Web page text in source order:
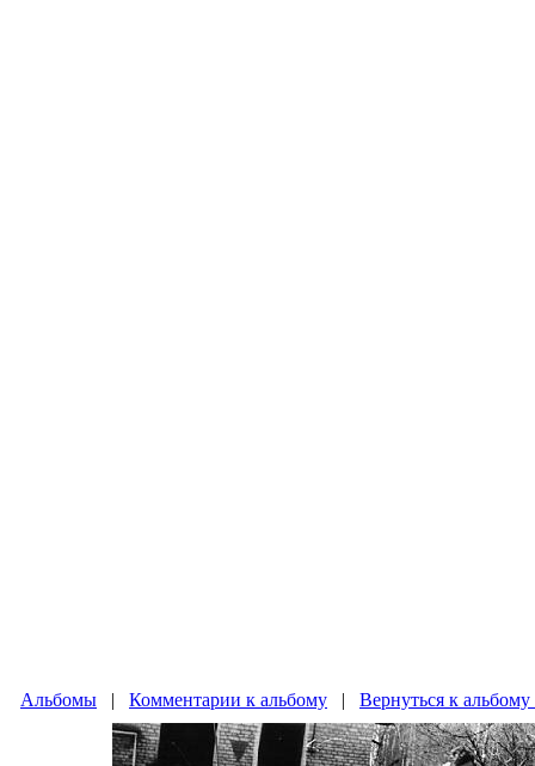
Альбомы | Комментарии к альбому | Вернуться к